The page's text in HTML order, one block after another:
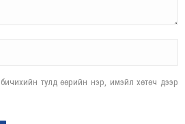
бичихийн тулд өөрийн нэр, имэйл хөтөч дээр